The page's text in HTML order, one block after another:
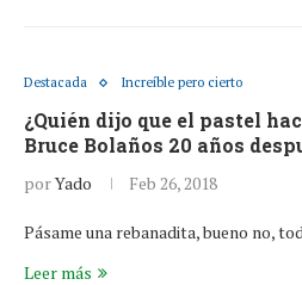
Destacada Increíble pero cierto
¿Quién dijo que el pastel
Bruce Bolaños 20 años
porYado Feb 26, 2018
Pásame una rebanadita, bueno no,
Leer más